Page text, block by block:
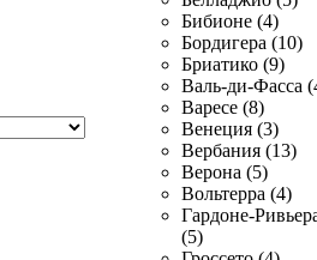
Бибионе (4)
Бордигера (10)
Бриатико (9)
Валь-ди-Фасса
Варесе (8)
Венеция (3)
Вербания (13)
Верона (5)
Вольтерра (4)
Гардоне-
(5)